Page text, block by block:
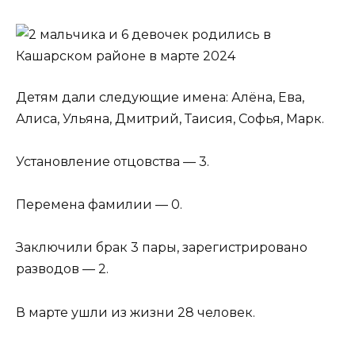
Детям дали следующие имена: Алёна, Ева,
Алиса, Ульяна, Дмитрий, Таисия, Софья, Марк.
Установление отцовства — 3.
Перемена фамилии — 0.
Заключили брак 3 пары, зарегистрировано
разводов — 2.
В марте ушли из жизни 28 человек.